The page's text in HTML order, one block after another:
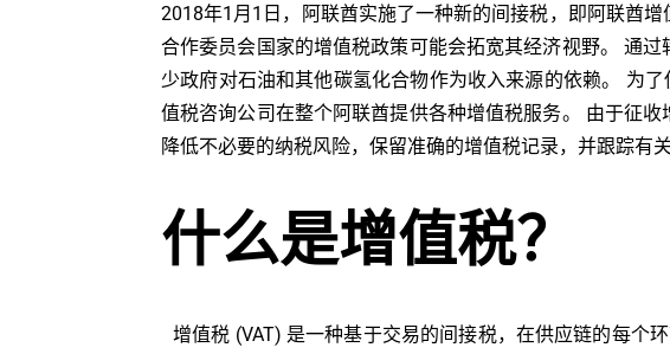
2018年1月1日，阿联酋实施了一种新的间接税，即阿联酋
合作委员会国家的增值税政策可能会拓宽其经济视野。 通
少政府对石油和其他碳氢化合物作为收入来源的依赖。 为
值税咨询公司在整个阿联酋提供各种增值税服务。 由于征
降低不必要的纳税风险，保留准确的增值税记录，并跟踪有
什么是增值税？
增值税 (VAT) 是一种基于交易的间接税，在供应链的每个